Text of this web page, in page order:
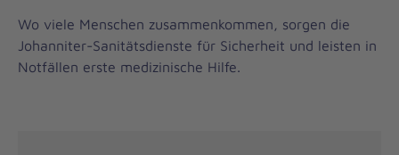
Wo viele Menschen zusammenkommen, sorgen die
Johanniter-Sanitätsdienste für Sicherheit und leisten in
Notfällen erste medizinische Hilfe.